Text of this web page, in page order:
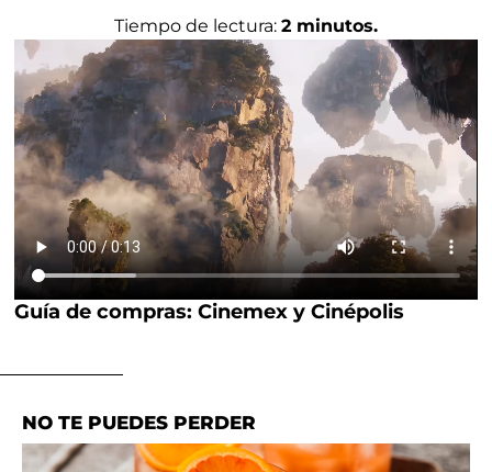
Tiempo de lectura: 2 minutos.
Guía de compras: Cinemex y Cinépolis
NO TE PUEDES PERDER